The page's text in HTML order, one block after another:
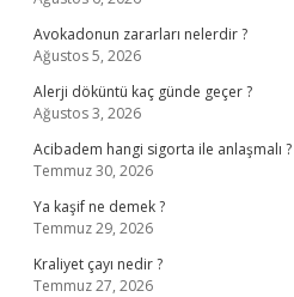
Avokadonun zararları nelerdir ?
Ağustos 5, 2026
Alerji döküntü kaç günde geçer ?
Ağustos 3, 2026
Acibadem hangi sigorta ile anlaşmalı ?
Temmuz 30, 2026
Ya kaşif ne demek ?
Temmuz 29, 2026
Kraliyet çayı nedir ?
Temmuz 27, 2026